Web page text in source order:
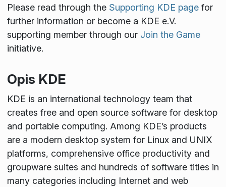
Please read through the Supporting KDE pagefor
further information or become a KDE e.V.
supporting member through our Join the Game
initiative.
Opis KDE
KDE is an international technology team that
creates free and open source software for desktop
and portable computing. Among KDE’s products
are a modern desktop system for Linux and UNIX
platforms, comprehensive office productivity and
groupware suites and hundreds of software titles in
many categories including Internet and web